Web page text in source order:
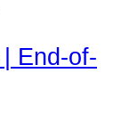
End-of-